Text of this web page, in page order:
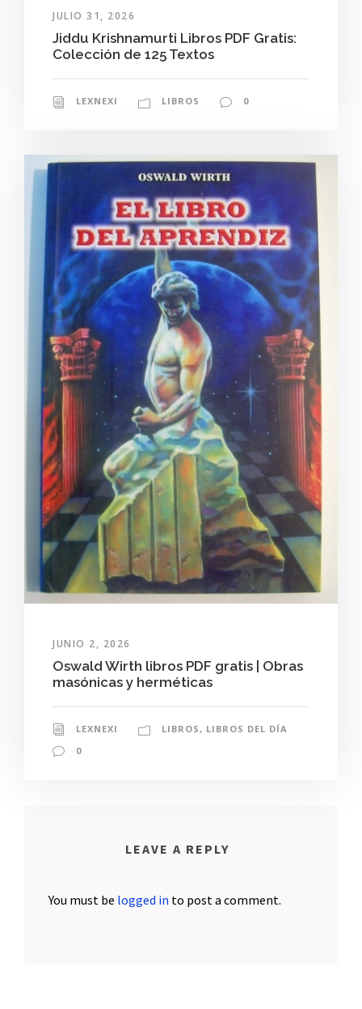
JULIO 31, 2026
Jiddu Krishnamurti Libros PDF Gratis:
Colección de 125 Textos
LEXNEXI LIBROS 0
JUNIO 2, 2026
Oswald Wirth libros PDF gratis | Obras
masónicas y herméticas
LEXNEXI LIBROS , LIBROS DEL DÍA
0
LEAVE A REPLY
You must be logged in to post a comment.